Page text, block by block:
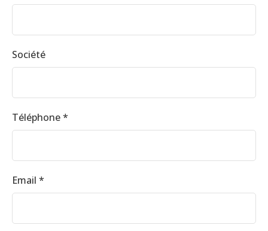
Société
Téléphone *
Email *